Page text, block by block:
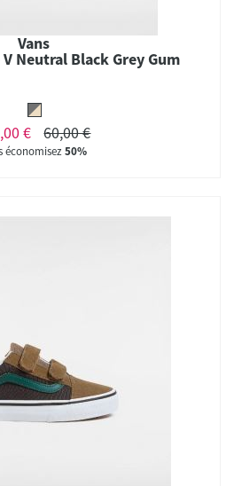
Vans
Neutral Black Grey Gum
€ 60,00 €
économisez50%